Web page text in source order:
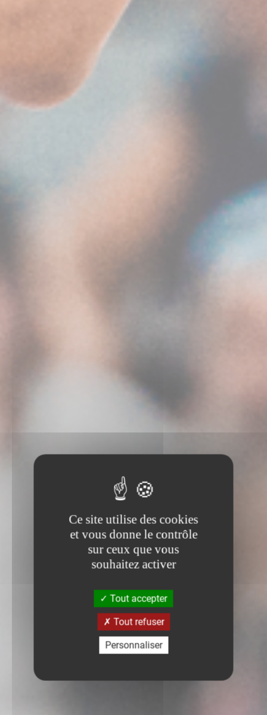
Ce site utilise des cookies
et vous donne le contrôle
sur ceux que vous
souhaitez activer
Tout accepter
Tout refuser
Personnaliser